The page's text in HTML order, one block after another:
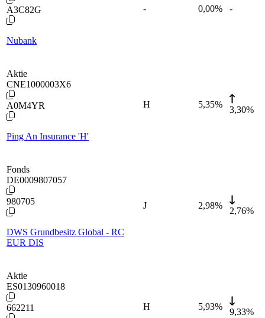
A3C82G
Nubank
- 0,00% -
Aktie
CNE1000003X6
A0M4YR
Ping An Insurance 'H'
H 5,35%
3,30%
Fonds
DE0009807057
980705
DWS Grundbesitz Global - RC
EUR DIS
J 2,98%
2,76%
Aktie
ES0130960018
662211 H 5,93%
9,33%